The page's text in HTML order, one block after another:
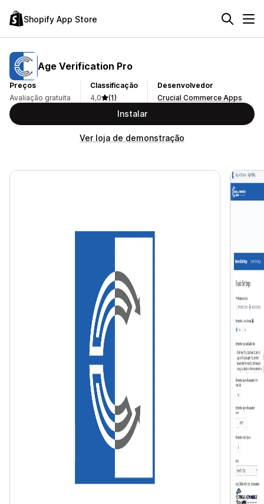
Shopify App Store
Age Verification Pro
Preços
Avaliação gratuita
Classificação
4,0
(1)
Desenvolvedor
Crucial Commerce Apps
Instalar
Ver loja de demonstração